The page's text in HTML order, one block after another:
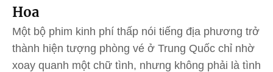
Hoa
Một bộ phim kinh phí thấp nói tiếng địa phương trở
thành hiện tượng phòng vé ở Trung Quốc chỉ nhờ
xoay quanh một chữ tình, nhưng không phải là tình